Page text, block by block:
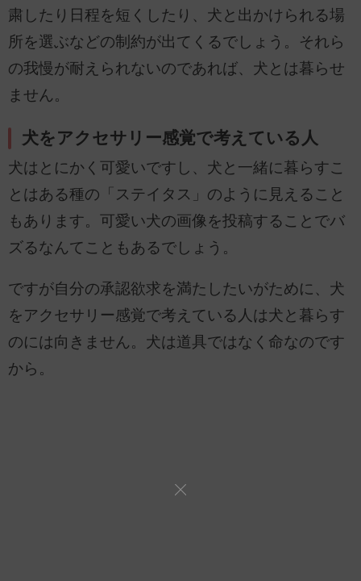
粛したり日程を短くしたり、犬と出かけられる場
所を選ぶなどの制約が出てくるでしょう。それら
の我慢が耐えられないのであれば、犬とは暮らせ
ません。
犬をアクセサリー感覚で考えている人
犬はとにかく可愛いですし、犬と一緒に暮らすこ
とはある種の「ステイタス」のように見えること
もあります。可愛い犬の画像を投稿することでバ
ズるなんてこともあるでしょう。
ですが自分の承認欲求を満たしたいがために、犬
をアクセサリー感覚で考えている人は犬と暮らす
のには向きません。犬は道具ではなく命なのです
から。